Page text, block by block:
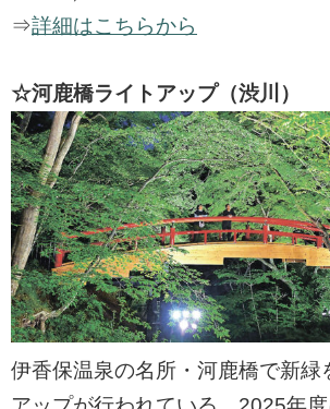
⇒詳細はこちらから
☆河鹿橋ライトアップ（渋川）
伊香保温泉の名所・河鹿橋で新緑